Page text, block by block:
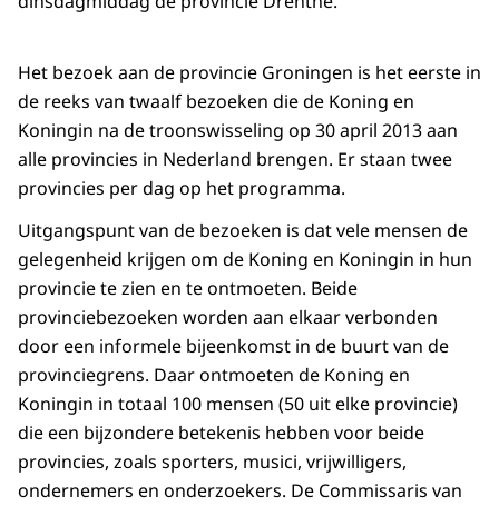
Het bezoek aan de provincie Groningen is het eerste in
de reeks van twaalf bezoeken die de Koning en
Koningin na de troonswisseling op 30 april 2013 aan
alle provincies in Nederland brengen. Er staan twee
provincies per dag op het programma.
Uitgangspunt van de bezoeken is dat vele mensen de
gelegenheid krijgen om de Koning en Koningin in hun
provincie te zien en te ontmoeten. Beide
provinciebezoeken worden aan elkaar verbonden
door een informele bijeenkomst in de buurt van de
provinciegrens. Daar ontmoeten de Koning en
Koningin in totaal 100 mensen (50 uit elke provincie)
die een bijzondere betekenis hebben voor beide
provincies, zoals sporters, musici, vrijwilligers,
ondernemers en onderzoekers. De Commissaris van